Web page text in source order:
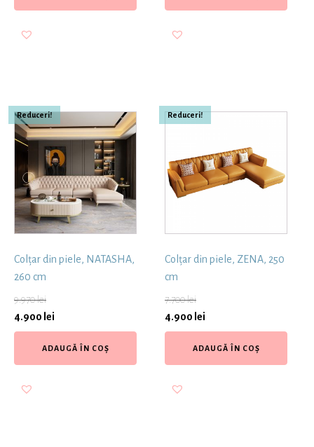
Reduceri!
Colțar din piele, NATASHA,
260 cm
9.970lei
4.900 lei
ADAUGĂ ÎN COȘ
Reduceri!
Colțar din piele, ZENA, 250
cm
7.700lei
4.900 lei
ADAUGĂ ÎN COȘ